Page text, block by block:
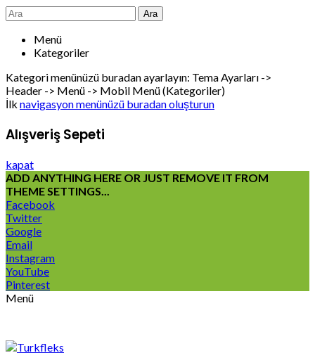
Ara
Menü
Kategoriler
Kategori menünüzü buradan ayarlayın: Tema Ayarları ->
Header -> Menü -> Mobil Menü (Kategoriler)
İlk navigasyon menünüzü buradan oluşturun
Alışveriş Sepeti
kapat
ADD ANYTHING HERE OR JUST REMOVE IT FROM
THEME SETTINGS...
Facebook
Twitter
Google
Email
Instagram
YouTube
Pinterest
Menü